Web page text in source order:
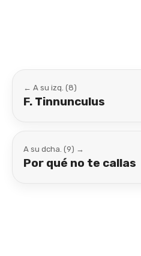
← A su izq. (8)
F. Tinnunculus
A su dcha. (9) →
Por qué no te callas